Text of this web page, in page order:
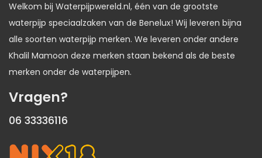
Welkom bij Waterpijpwereld.nl, één van de grootste
waterpijp speciaalzaken van de Benelux! Wij leveren bijna
alle soorten waterpijp merken. We leveren onder andere
Khalil Mamoon deze merken staan bekend als de beste
merken onder de waterpijpen.
Vragen?
06 33336116